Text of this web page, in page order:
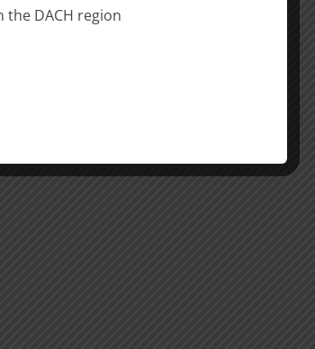
DACH region